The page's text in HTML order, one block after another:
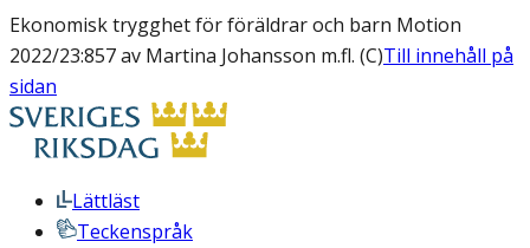
Ekonomisk trygghet för föräldrar och barn Motion
2022/23:857 av Martina Johansson m.fl. (C)Till innehåll på
sidan
Lättläst
Teckenspråk